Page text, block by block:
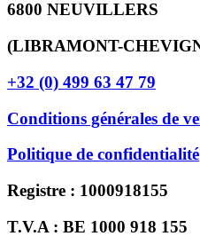
6800 NEUVILLERS
(LIBRAMONT-
+32 (0) 499 63 47 79
Conditions générales de
Politique de confidentialité
Registre : 1000918155
T.V.A : BE 1000 918 155